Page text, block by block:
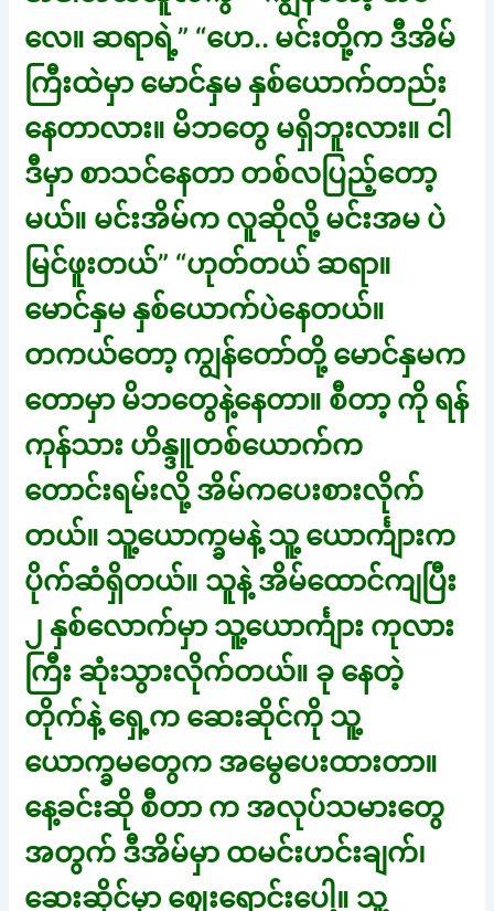
လေ။ ဆရာရဲ့” “ဟေ.. မင်းတို့က ဒီအိမ်
ကြီးထဲမှာ မောင်နှမ နှစ်ယောက်တည်း
နေတာလား။ မိဘတွေ မရှိဘူးလား။ ငါ
ဒီမှာ စာသင်နေတာ တစ်လပြည့်တော့
မယ်။ မင်းအိမ်က လူဆိုလို့ မင်းအမ ပဲ
မြင်ဖူးတယ်” “ဟုတ်တယ် ဆရာ။
မောင်နှမ နှစ်ယောက်ပဲနေတယ်။
တကယ်တော့ ကျွန်တော်တို့ မောင်နှမက
တောမှာ မိဘတွေနဲ့နေတာ။ စီတာ့ ကို ရန်
ကုန်သား ဟိန္ဒူတစ်ယောက်က
တောင်းရမ်းလို့ အိမ်ကပေးစားလိုက်
တယ်။ သူ့ယောက္ခမနဲ့ သူ့ ယောင်္ကျားက
ပိုက်ဆံရှိတယ်။ သူနဲ့ အိမ်ထောင်ကျပြီး
၂ နှစ်လောက်မှာ သူ့ယောင်္ကျား ကုလား
ကြီး ဆုံးသွားလိုက်တယ်။ ခု နေတဲ့
တိုက်နဲ့ ရှေ့က ဆေးဆိုင်ကို သူ့
ယောက္ခမတွေက အမွေပေးထားတာ။
နေ့ခင်းဆို စီတာ က အလုပ်သမားတွေ
အတွက် ဒီအိမ်မှာ ထမင်းဟင်းချက်၊
ဆေးဆိုင်မှာ ဈေးရောင်းပေါ့။ သူ့